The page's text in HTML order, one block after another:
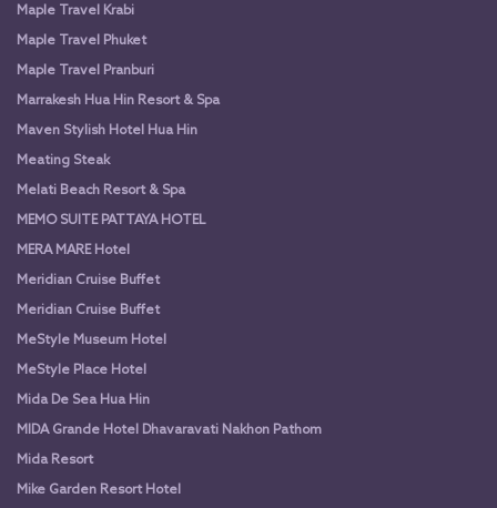
Maple Travel Krabi
Maple Travel Phuket
Maple Travel Pranburi
Marrakesh Hua Hin Resort & Spa
Maven Stylish Hotel Hua Hin
Meating Steak
Melati Beach Resort & Spa
MEMO SUITE PATTAYA HOTEL
MERA MARE Hotel
Meridian Cruise Buffet
Meridian Cruise Buffet
MeStyle Museum Hotel
MeStyle Place Hotel
Mida De Sea Hua Hin
MIDA Grande Hotel Dhavaravati Nakhon Pathom
Mida Resort
Mike Garden Resort Hotel